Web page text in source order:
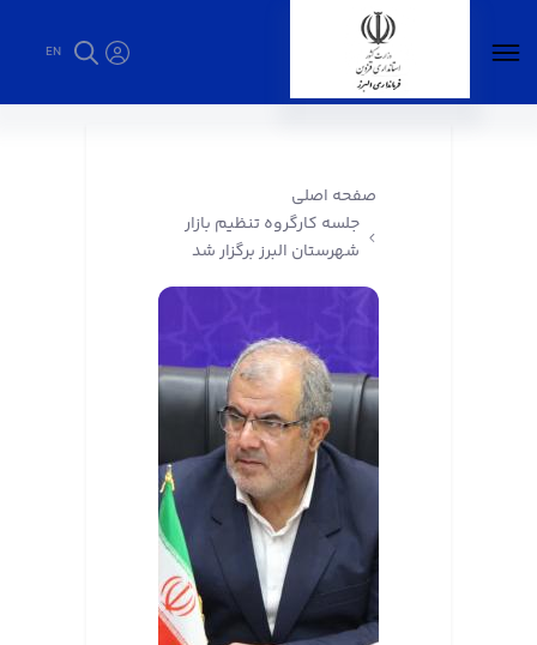
EN
صفحه اصلی
جلسه کارگروه تنظیم بازار
شهرستان البرز برگزار شد